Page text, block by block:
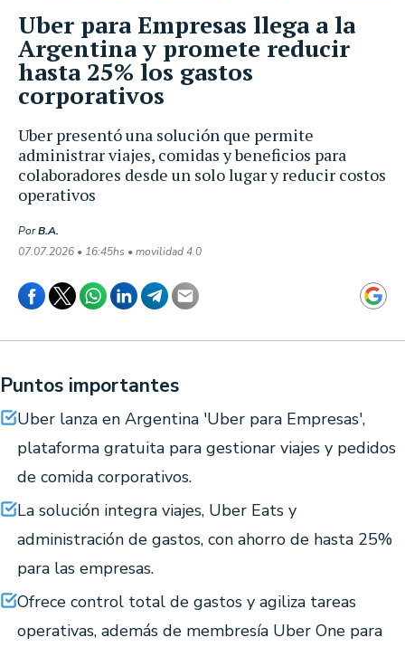
Uber presentó una solución que permite
administrar viajes, comidas y beneficios para
colaboradores desde un solo lugar y reducir costos
operativos
PorB.A.
07.07.2026 • 16:45hs • movilidad 4.0
Uber para Empresas llega a la
Argentina y promete reducir
hasta 25% los gastos
corporativos
Puntos importantes
Uber lanza en Argentina 'Uber para Empresas',
plataforma gratuita para gestionar viajes y pedidos
de comida corporativos.
La solución integra viajes, Uber Eats y
administración de gastos, con ahorro de hasta 25%
para las empresas.
Ofrece control total de gastos y agiliza tareas
operativas, además de membresía Uber One para